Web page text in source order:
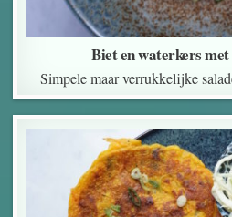
Biet en waterkers
Simpele maar verrukkelijke